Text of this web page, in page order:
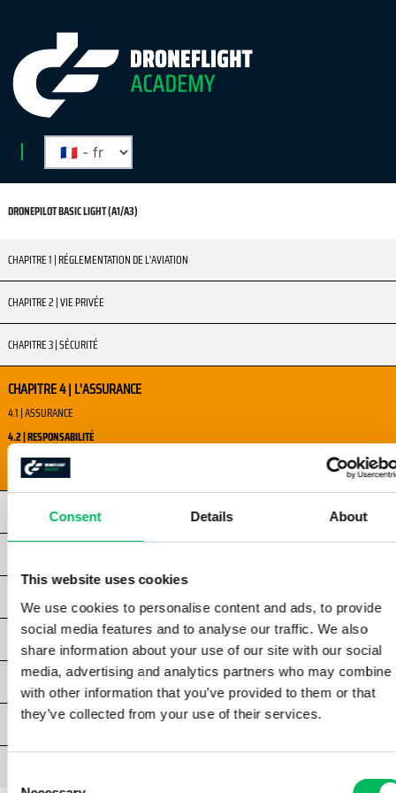
Consent Details About
This website uses cookies
We use cookies to personalise content and ads, to provide
social media features and to analyse our traffic. We also
share information about your use of our site with our social
media, advertising and analytics partners who may combine
with other information that you’ve provided to them or that
they’ve collected from your use of their services.
DRONEPILOT BASIC LIGHT (A1/A3)
CHAPITRE 1 | RÉGLEMENTATION DE L'AVIATION
CHAPITRE 2 | VIE PRIVÉE
CHAPITRE 3 | SÉCURITÉ
CHAPITRE 4 | L'ASSURANCE
4.1 | ASSURANCE
4.2 | RESPONSABILITÉ
4.3 | EXIGENCES EN MATIERE D'ASSURANCE NATIONALE
CHAPITRE 5 | CONNAISSANCES GÉNÉRALES
CHAPITRE 8 | SÉCURITÉ DES VOLS
CHAPITRE 9 | PROCÉDURES OPÉRATIONNELLES
EXAMEN A1/A3 NPA